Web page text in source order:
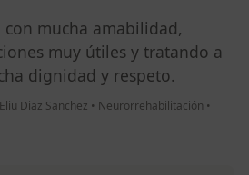
mucha amabilidad,
muy útiles y tratando a
dignidad y respeto.
Diaz Sanchez • Neurorrehabilitación •
Carmen ( Menchu)